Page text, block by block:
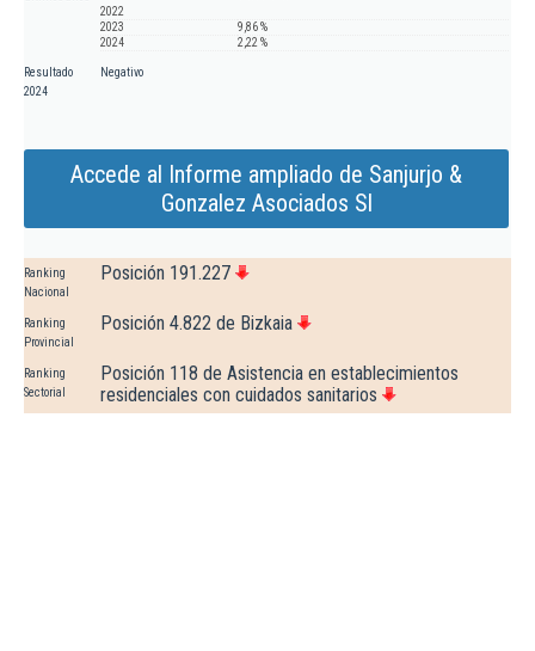
2022
2023
9,86 %
2024
2,22 %
Resultado
2024
Negativo
Accede al Informe ampliado de Sanjurjo &
Gonzalez Asociados Sl
Ranking
Nacional
Posición 191.227
Ranking
Provincial
Posición 4.822 de Bizkaia
Ranking
Sectorial
Posición 118 de Asistencia en establecimientos
residenciales con cuidados sanitarios